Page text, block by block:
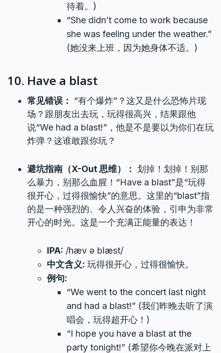
待着。)
“She didn’t come to work because
she was feeling under the weather.”
(她没来上班，因为她身体不适。)
10. Have a blast
常见错误：
“有个爆炸”？这又是什么恐怖片现
场？跟朋友出去玩，玩得很高兴，结果跟他
说“We had a blast!”，他是不是要以为你们在玩
炸弹？这谁敢跟你玩？
避坑指南（X-Out 思维）： 划掉！划掉！别那
么暴力，别那么血腥！“Have a blast”是“玩得
很开心，过得很愉快”的意思。这里的“blast”指
的是一种强烈的、令人兴奋的体验，引申为非常
开心的时光。这是一个充满正能量的表达！
IPA: /hæv ə blæst/
中文含义: 玩得很开心，过得很愉快。
例句:
“We went to the concert last night
and had a blast!” (我们昨晚去听了演
唱会，玩得超开心！)
“I hope you have a blast at the
party tonight!” (希望你今晚在派对上